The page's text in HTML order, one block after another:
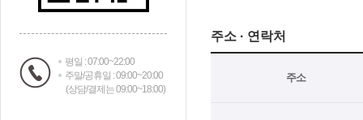
평일 : 07:00~22:00
주말/공휴일 : 09:00~20:00
(상담/결제는 09:00~18:00)
주소 · 연락처
주소